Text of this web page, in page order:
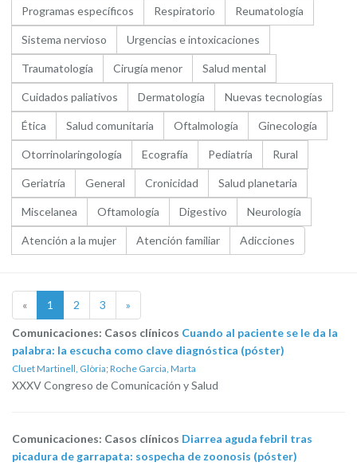
Programas específicos Respiratorio Reumatología
Sistema nervioso Urgencias e intoxicaciones
Traumatología Cirugía menor Salud mental
Cuidados paliativos Dermatología Nuevas tecnologías
Ética Salud comunitaria Oftalmología Ginecología
Otorrinolaringología Ecografía Pediatría Rural
Geriatría General Cronicidad Salud planetaria
Miscelanea Oftamología Digestivo Neurología
Atención a la mujer Atención familiar Adicciones
« 1 2 3 »
Comunicaciones: Casos clínicos Cuando al paciente se le da la
palabra: la escucha como clave diagnóstica (póster)
Cluet Martinell, Glòria; Roche Garcia, Marta
XXXV Congreso de Comunicación y Salud
Comunicaciones: Casos clínicos Diarrea aguda febril tras
picadura de garrapata: sospecha de zoonosis (póster)